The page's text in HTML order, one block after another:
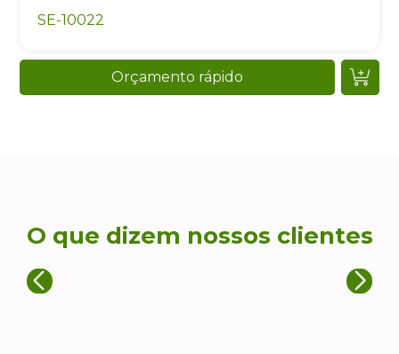
SE-10022
Orçamento rápido
O que dizem nossos clientes